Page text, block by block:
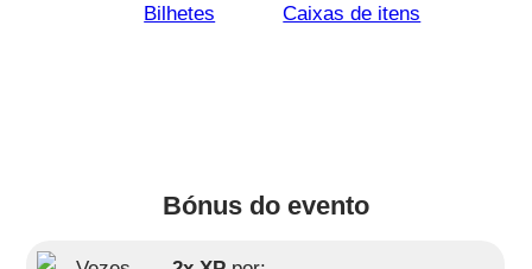
Bilhetes Caixas de itens
Bónus do evento